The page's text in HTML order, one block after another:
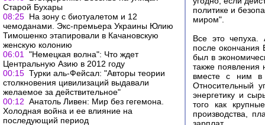
Старой Бухары
08:25 На зону с биотуалетом и 12
чемоданами. Экс-премьера Украины Юлию
Тимошенко этапировали в Качановскую
женскую колонию
06:01
"Немецкая волна": Что ждет
Центральную Азию в 2012 году
00:15 Турки аль-Фейсал: "Авторы теории
столкновения цивилизаций выдавали
желаемое за действительное"
00:12 Анатоль Ливен: Мир без гегемона.
Холодная война и ее влияние на
последующий период
политике и
миром".
Все это чепуха.
после
был в
также появления
вместе с ним в
Относительный
энергетику и
того как
производства,